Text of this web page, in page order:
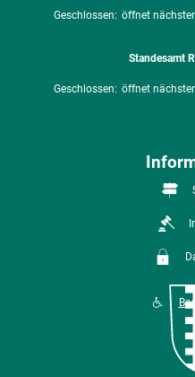
Klicken, um weitere
Geschlossen: öffnet
Standesamt
Klicken, um weitere
Geschlossen: öffnet